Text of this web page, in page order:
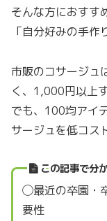
そんな方におすす
「自分好みの手作
市販のコサージュ
く、1,000円以上
でも、100均アイ
サージュを低コス
この記事で分
◯最近の卒園・
要性